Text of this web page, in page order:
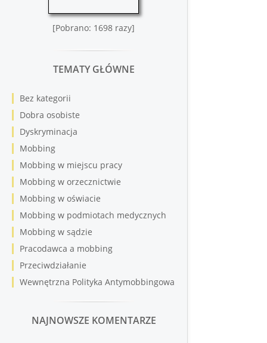
[Pobrano: 1698 razy]
TEMATY GŁÓWNE
Bez kategorii
Dobra osobiste
Dyskryminacja
Mobbing
Mobbing w miejscu pracy
Mobbing w orzecznictwie
Mobbing w oświacie
Mobbing w podmiotach medycznych
Mobbing w sądzie
Pracodawca a mobbing
Przeciwdziałanie
Wewnętrzna Polityka Antymobbingowa
NAJNOWSZE KOMENTARZE